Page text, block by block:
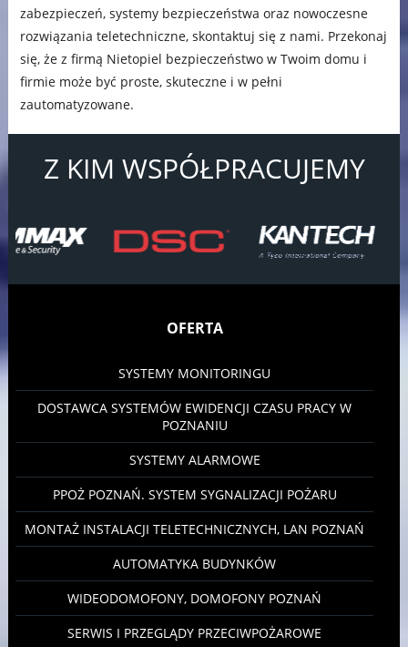
zabezpieczeń, systemy bezpieczeństwa oraz nowoczesne
rozwiązania teletechniczne, skontaktuj się z nami. Przekonaj
się, że z firmą Nietopiel bezpieczeństwo w Twoim domu i
firmie może być proste, skuteczne i w pełni
zautomatyzowane.
Z KIM WSPÓŁPRACUJEMY
OFERTA
SYSTEMY MONITORINGU
DOSTAWCA SYSTEMÓW EWIDENCJI CZASU PRACY W
POZNANIU
SYSTEMY ALARMOWE
PPOŻ POZNAŃ. SYSTEM SYGNALIZACJI POŻARU
MONTAŻ INSTALACJI TELETECHNICZNYCH, LAN POZNAŃ
AUTOMATYKA BUDYNKÓW
WIDEODOMOFONY, DOMOFONY POZNAŃ
SERWIS I PRZEGLĄDY PRZECIWPOŻAROWE